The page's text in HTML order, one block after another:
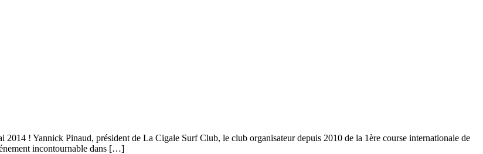
! Yannick Pinaud, président de La Cigale Surf Club, le club organisateur depuis 2010 de la 1ère course internationale de
incontournable dans […]